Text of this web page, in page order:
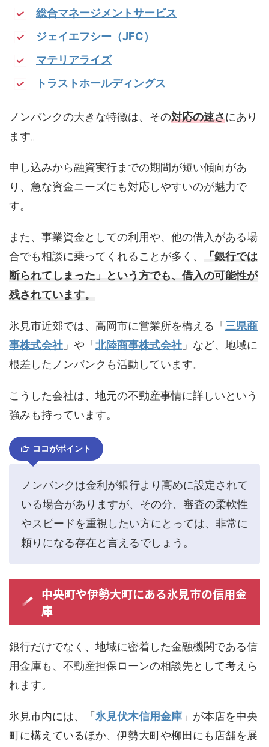
総合マネージメントサービス
ジェイエフシー（JFC）
マテリアライズ
トラストホールディングス
ノンバンクの大きな特徴は、その対応の速さにあり
ます。
申し込みから融資実行までの期間が短い傾向があ
り、急な資金ニーズにも対応しやすいのが魅力で
す。
また、事業資金としての利用や、他の借入がある場
合でも相談に乗ってくれることが多く、
「銀行では
断られてしまった」という方でも、借入の可能性が
残されています。
氷見市近郊では、高岡市に営業所を構える「 三県商
事株式会社 」や「 北陸商事株式会社 」など、地域に
根差したノンバンクも活動しています。
こうした会社は、地元の不動産事情に詳しいという
強みも持っています。
ココがポイント
ノンバンクは金利が銀行より高めに設定されて
いる場合がありますが、その分、審査の柔軟性
やスピードを重視したい方にとっては、非常に
頼りになる存在と言えるでしょう。
中央町や伊勢大町にある氷見市の信用金
庫
銀行だけでなく、地域に密着した金融機関である信
用金庫も、不動産担保ローンの相談先として考えら
れます。
氷見市内には、「 氷見伏木信用金庫 」が本店を中央
町に構えているほか、伊勢大町や柳田にも店舗を展